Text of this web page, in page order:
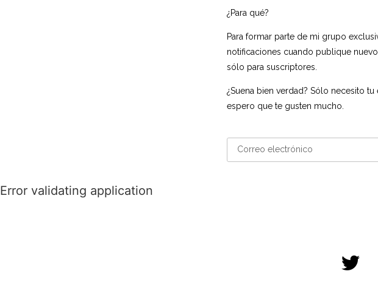
¿Para qué?
Para formar parte de mi grupo
notificaciones cuando publique
sólo para suscriptores.
¿Suena bien verdad? Sólo necesito
espero que te gusten mucho.
Error validating application